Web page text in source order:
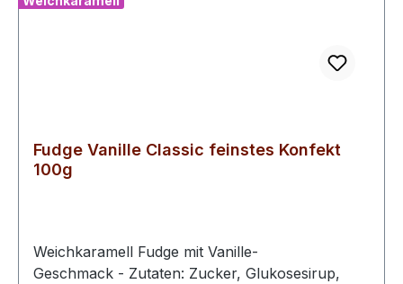
Fudge Vanille Classic feinstes Konfekt
100g
Weichkaramell Fudge mit Vanille-
Geschmack - Zutaten: Zucker, Glukosesirup,